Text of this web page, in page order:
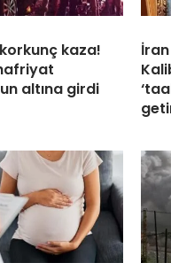
kaza!
altına girdi